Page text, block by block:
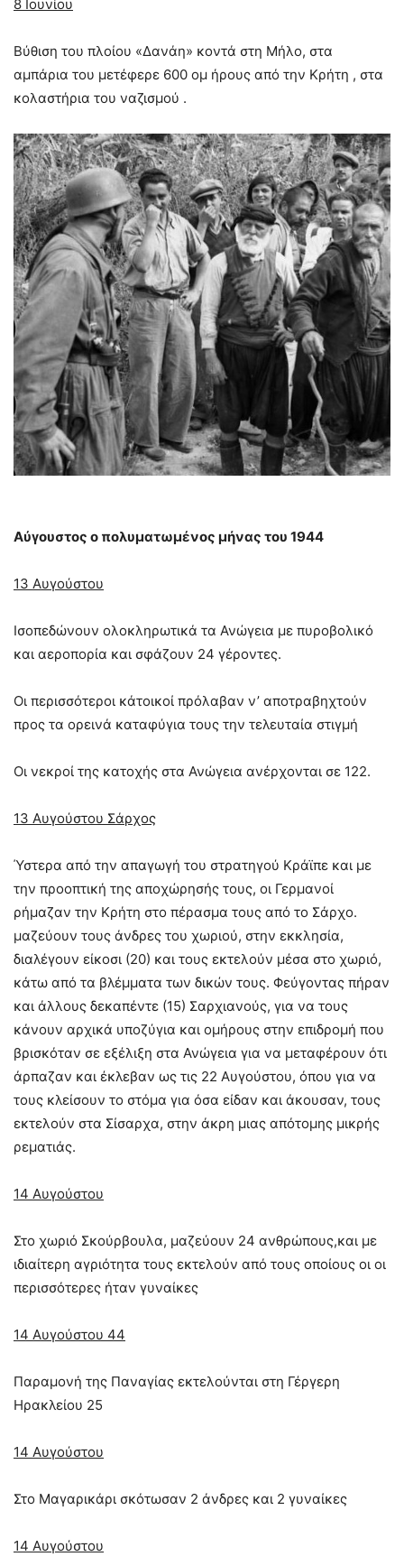
8 Ιουνίου
Βύθιση του πλοίου «Δανάη» κοντά στη Μήλο, στα
αμπάρια του μετέφερε 600 ομ ήρους από την Κρήτη , στα
κολαστήρια του ναζισμού .
Αύγουστος ο πολυματωμένος μήνας του 1944
13 Αυγούστου
Ισοπεδώνουν ολοκληρωτικά τα Ανώγεια µε πυροβολικό
και αεροπορία και σφάζουν 24 γέροντες.
Οι περισσότεροι κάτοικοί πρόλαβαν ν’ αποτραβηχτούν
προς τα ορεινά καταφύγια τους την τελευταία στιγμή
Οι νεκροί της κατοχής στα Ανώγεια ανέρχονται σε 122.
13 Αυγούστου Σάρχος
Ύστερα από την απαγωγή του στρατηγού Κράϊπε και με
την προοπτική της αποχώρησής τους, οι Γερμανοί
ρήμαζαν την Κρήτη στο πέρασμα τους από το Σάρχο.
μαζεύουν τους άνδρες του χωριού, στην εκκλησία,
διαλέγουν είκοσι (20) και τους εκτελούν μέσα στο χωριό,
κάτω από τα βλέμματα των δικών τους. Φεύγοντας πήραν
και άλλους δεκαπέντε (15) Σαρχιανούς, για να τους
κάνουν αρχικά υποζύγια και ομήρους στην επιδρομή που
βρισκόταν σε εξέλιξη στα Ανώγεια για να μεταφέρουν ότι
άρπαζαν και έκλεβαν ως τις 22 Αυγούστου, όπου για να
τους κλείσουν το στόμα για όσα είδαν και άκουσαν, τους
εκτελούν στα Σίσαρχα, στην άκρη μιας απότομης μικρής
ρεματιάς.
14 Αυγούστου
Στο χωριό Σκούρβουλα, μαζεύουν 24 ανθρώπους,και με
ιδιαίτερη αγριότητα τους εκτελούν από τους οποίους οι οι
περισσότερες ήταν γυναίκες
14 Αυγούστου 44
Παραμονή της Παναγίας εκτελούνται στη Γέργερη
Ηρακλείου 25
14 Αυγούστου
Στο Μαγαρικάρι σκότωσαν 2 άνδρες και 2 γυναίκες
14 Αυγούστου